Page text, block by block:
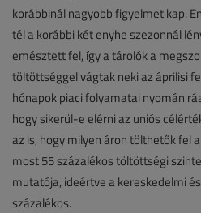
2026.
július
28.
|
VGF&HKL
online
korábbinál nagyobb figyelmet kap.
tél a korábbi két enyhe szezonnál
emésztett fel, így a tárolók a
töltöttséggel vágtak neki az áprilisi
hónapok piaci folyamatai nyomán
hogy sikerül-e elérni az uniós
az is, hogy milyen áron tölthetők fel
most 55 százalékos töltöttségi
mutatója, ideértve a kereskedelmi
százalékos.